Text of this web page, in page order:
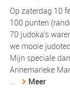
Op zaterdag 10
100 punten
70 judoka's
we mooie
Mijn speciale
Annemarieke
...
Meer